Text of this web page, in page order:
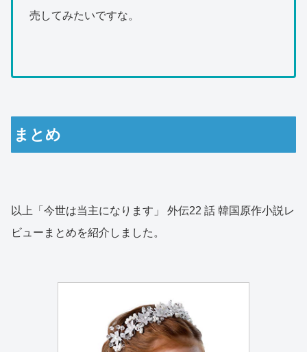
売してみたいですな。
まとめ
以上「今世は当主になります」 外伝22 話 韓国原作小説レ
ビューまとめを紹介しました。